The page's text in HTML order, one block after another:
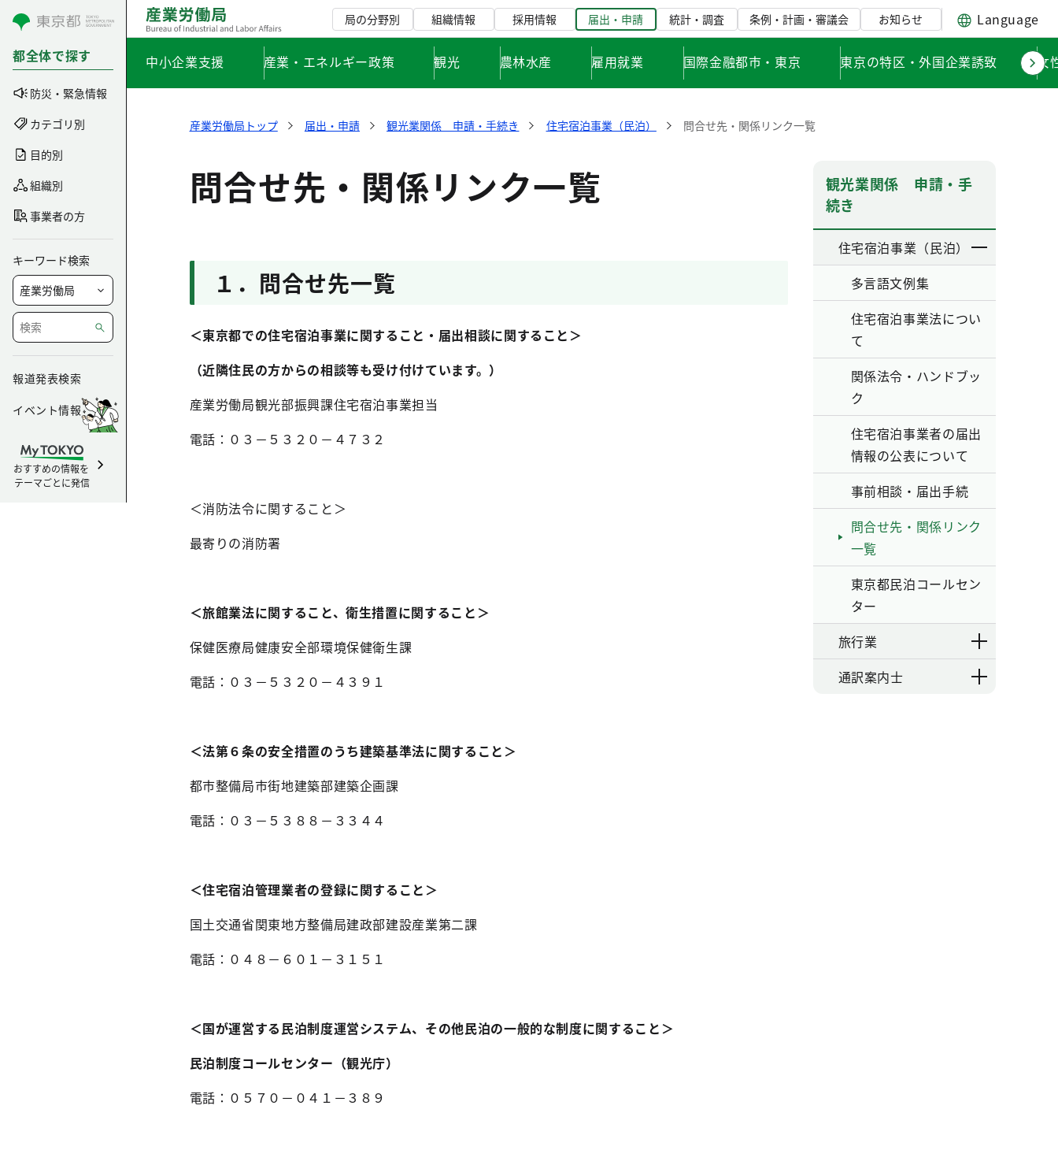
コンテンツにスキップ
都全体で探す
防災・緊急情報
カテゴリ別
目的別
組織別
事業者の方
キーワード検索
報道発表検索
イベント情報
おすすめの情報を
テーマごとに発信
局の分野別 組織情報 採用情報 届出・申請 統計・調査 条例・計画・審議会 お知らせ Language
中小企業支援 産業・エネルギー政策 観光 農林水産 雇用就業 国際金融都市・東京 東京の特区・外国企業誘致 女
産業労働局トップ 届出・申請 観光業関係 申請・手続き 住宅宿泊事業（民泊） 問合せ先・関係リンク一覧
問合せ先・関係リンク一覧
１．問合せ先一覧
＜東京都での住宅宿泊事業に関すること・届出相談に関すること＞
（近隣住民の方からの相談等も受け付けています。）
産業労働局観光部振興課住宅宿泊事業担当
電話：０３－５３２０－４７３２
＜消防法令に関すること＞
最寄りの消防署
＜旅館業法に関すること、衛生措置に関すること＞
保健医療局健康安全部環境保健衛生課
電話：０３－５３２０－４３９１
＜法第６条の安全措置のうち建築基準法に関すること＞
都市整備局市街地建築部建築企画課
電話：０３－５３８８－３３４４
＜住宅宿泊管理業者の登録に関すること＞
国土交通省関東地方整備局建政部建設産業第二課
電話：０４８－６０１－３１５１
＜国が運営する民泊制度運営システム、その他民泊の一般的な制度に関すること＞
民泊制度コールセンター（観光庁）
電話：０５７０－０４１－３８９
観光業関係 申請・手
続き
住宅宿泊事業（民泊）
多言語文例集
住宅宿泊事業法につい
て
関係法令・ハンドブッ
ク
住宅宿泊事業者の届出
情報の公表について
事前相談・届出手続
問合せ先・関係リンク
一覧
東京都民泊コールセン
ター
旅行業
通訳案内士